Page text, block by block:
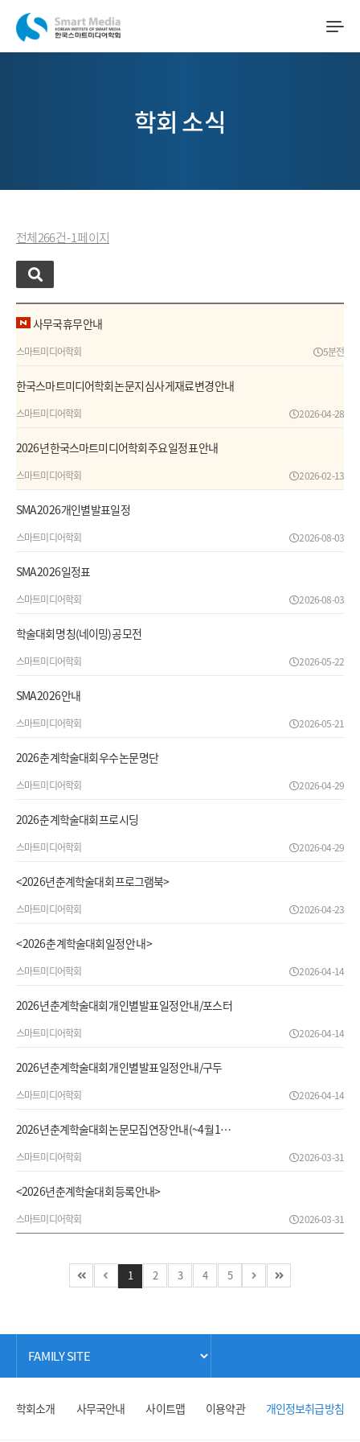
학회 소식
전체 266 건 - 1 페이지
사무국 휴무 안내
스마트미디어학회 5분전
한국스마트미디어학회 논문지 심사 게재료 변경 안내
스마트미디어학회 2026-04-28
2026년 한국스마트미디어학회 주요 일정표 안내
스마트미디어학회 2026-02-13
SMA 2026 개인별 발표일정
스마트미디어학회 2026-08-03
SMA 2026 일정표
스마트미디어학회 2026-08-03
학술대회 명칭(네이밍) 공모전
스마트미디어학회 2026-05-22
SMA 2026 안내
스마트미디어학회 2026-05-21
2026 춘계학술대회 우수논문 명단
스마트미디어학회 2026-04-29
2026 춘계학술대회 프로시딩
스마트미디어학회 2026-04-29
<2026년 춘계학술대회 프로그램북>
스마트미디어학회 2026-04-23
< 2026 춘계학술대회 일정 안내 >
스마트미디어학회 2026-04-14
2026년 춘계학술대회 개인별 발표 일정 안내 /포스터
스마트미디어학회 2026-04-14
2026년 춘계학술대회 개인별 발표 일정 안내 /구두
스마트미디어학회 2026-04-14
2026년 춘계학술대회 논문모집 연장 안내 (~4월 1…
스마트미디어학회 2026-03-31
<2026년 춘계학술대회 등록 안내>
스마트미디어학회 2026-03-31
1 2 3 4 5
학회소개 사무국안내 사이트맵 이용약관 개인정보취급방침